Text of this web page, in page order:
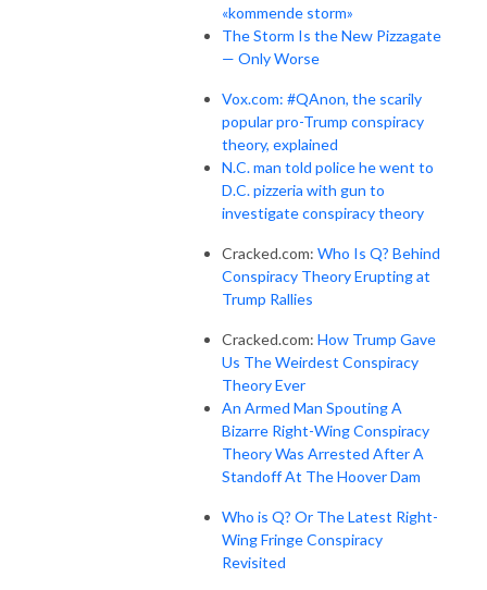
«kommende storm»
The Storm Is the New Pizzagate
— Only Worse
Vox.com: #QAnon, the scarily
popular pro-Trump conspiracy
theory, explained
N.C. man told police he went to
D.C. pizzeria with gun to
investigate conspiracy theory
Cracked.com: Who Is Q? Behind
Conspiracy Theory Erupting at
Trump Rallies
Cracked.com: How Trump Gave
Us The Weirdest Conspiracy
Theory Ever
An Armed Man Spouting A
Bizarre Right-Wing Conspiracy
Theory Was Arrested After A
Standoff At The Hoover Dam
Who is Q? Or The Latest Right-
Wing Fringe Conspiracy
Revisited